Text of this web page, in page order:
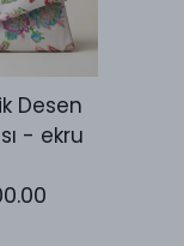
Desen
- ekru